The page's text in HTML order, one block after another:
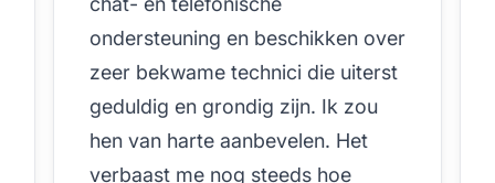
ondersteuning en beschikken over
zeer bekwame technici die uiterst
geduldig en grondig zijn. Ik zou
hen van harte aanbevelen. Het
verbaast me nog steeds hoe